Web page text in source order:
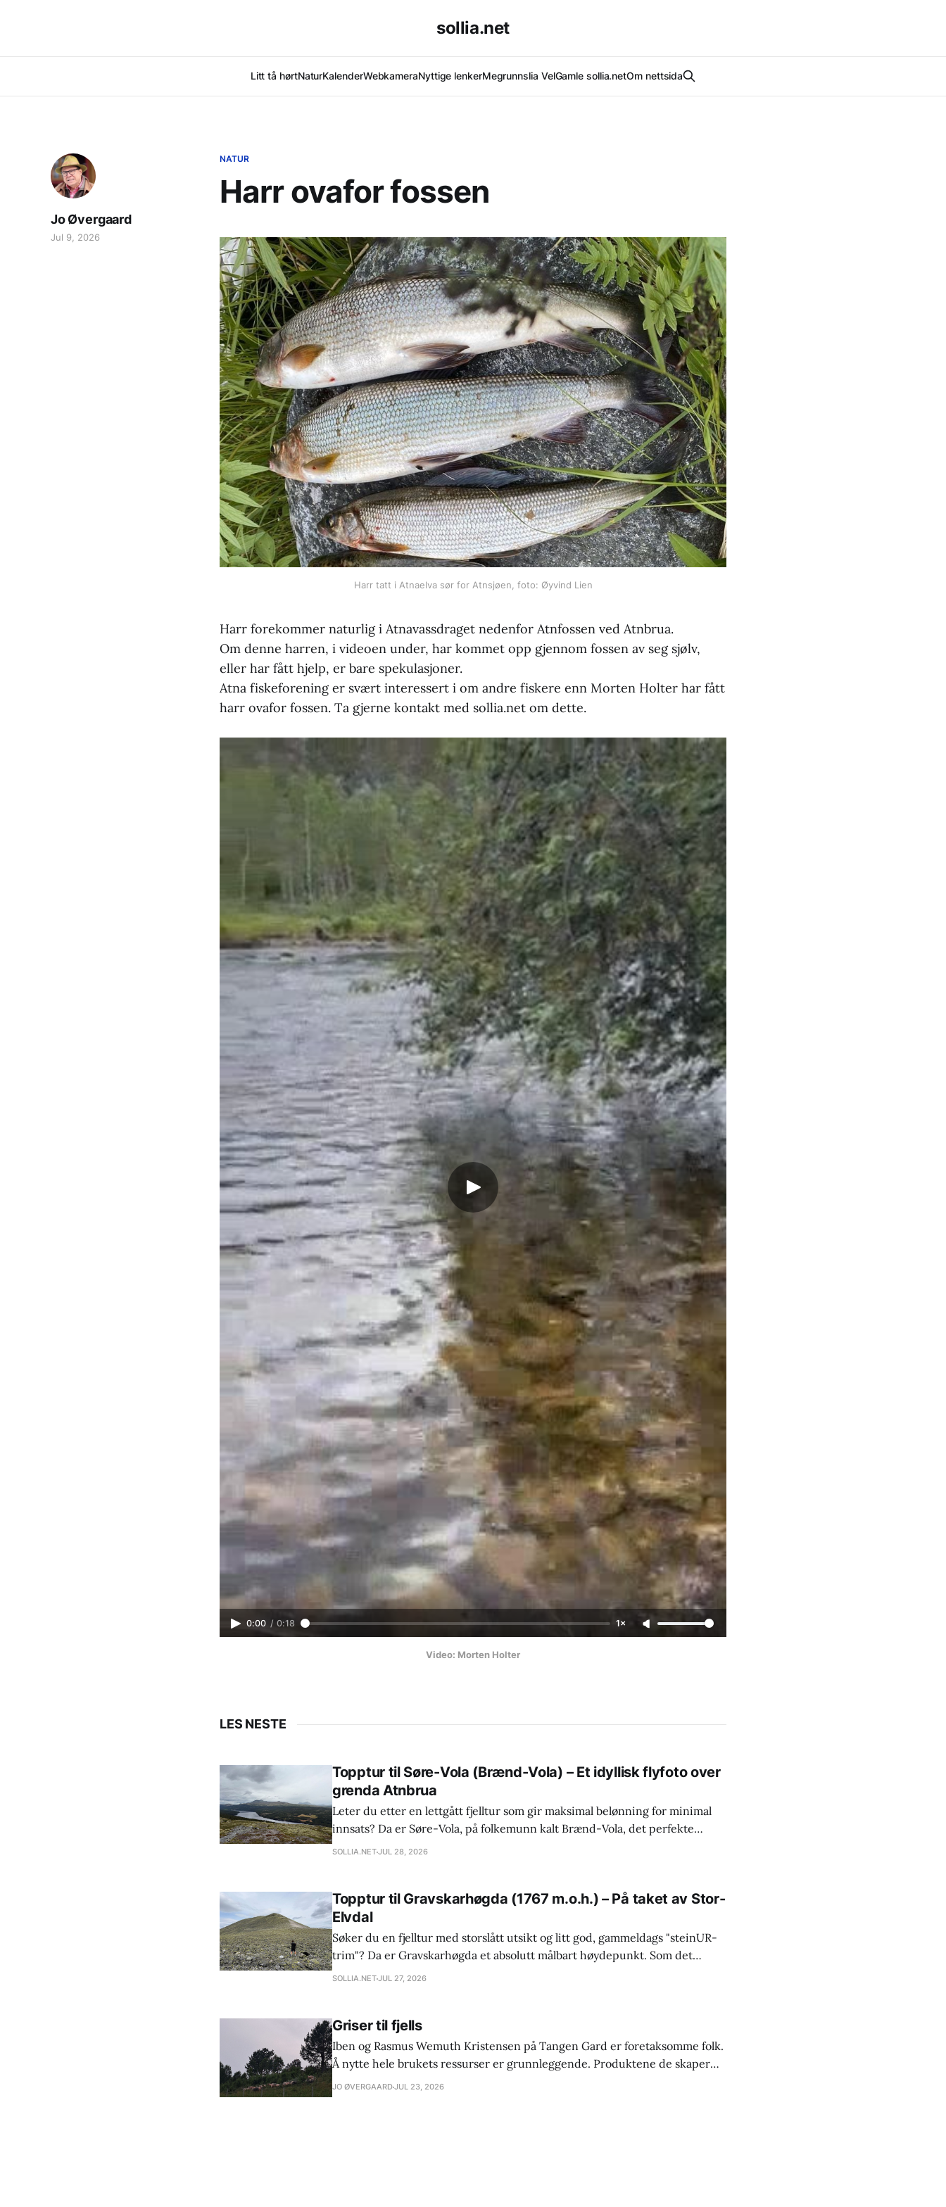
sollia.net
Litt tå hørtNaturKalenderWebkameraNyttige lenkerMegrunnslia VelGamle sollia.netOm nettsida
NATUR
Harr ovafor fossen
Jo Øvergaard
Jul 9, 2026
Harr tatt i Atnaelva sør for Atnsjøen, foto: Øyvind Lien
Harr forekommer naturlig i Atnavassdraget nedenfor Atnfossen ved Atnbrua.
Om denne harren, i videoen under, har kommet opp gjennom fossen av seg sjølv,
eller har fått hjelp, er bare spekulasjoner.
Atna fiskeforening er svært interessert i om andre fiskere enn Morten Holter har fått
harr ovafor fossen. Ta gjerne kontakt med sollia.net om dette.
0:00 / 0:18 1×
Video: Morten Holter
LES NESTE
Topptur til Søre-Vola (Brænd-Vola) – Et idyllisk flyfoto over
grenda Atnbrua
Leter du etter en lettgått fjelltur som gir maksimal belønning for minimal
innsats? Da er Søre-Vola, på folkemunn kalt Brænd-Vola, det perfekte
valget. Dette er en utrolig sjarmerende og familievennlig topptur der selv
SOLLIA.NETJUL 28, 2026
Topptur til Gravskarhøgda (1767 m.o.h.) – På taket av Stor-
Elvdal
Søker du en fjelltur med storslått utsikt og litt god, gammeldags "steinUR-
trim"? Da er Gravskarhøgda et absolutt målbart høydepunkt. Som det
høyeste fjellet i Stor-Elvdal kommune troner fjellet stolt 1767 meter over
SOLLIA.NETJUL 27, 2026
Griser til fjells
Iben og Rasmus Wemuth Kristensen på Tangen Gard er foretaksomme folk.
Å nytte hele brukets ressurser er grunnleggende. Produktene de skaper
selges i gardsbutikken eller til landbrukssamvirket. På bildene her ser vi 30
JO ØVERGAARDJUL 23, 2026